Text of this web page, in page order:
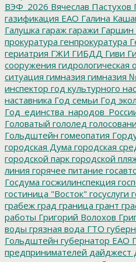
ВЭФ_2026 Вячеслав Пастухов
газификация ЕАО Галина
Галушка гараж гаражи Гаршин
прокуратура генпрокуратура
гериатрия ГЖИ ГИБДД Гиви
сооружения гидрологическая
ситуация гимназия гимназия
инспектор год культурного
наставника Год семьи Год
Головатый гололед
Гольдштейн гомеопатия
городская Дума городская
городской парк городской
линия горячее питание
Госдума госжилинспекция
гостиница "Восток" госуслуги
грабеж град граница грант
работы Григорий Волохов
воды грязная вода ГТО
Гольдштейн губернатор ЕАО
предпринимателей дайджест